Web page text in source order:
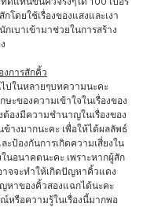
โดยใช้เรื่องของแสงและเงา
เบาเข้ามาช่วยในการสร้าง
งการสักคิ้ว
ะของความเข้าใจในเรื่องของ
ต้องมีความชำนาญในเรื่องของ
างมากนะคะ เพื่อให้ได้ผลลัพธ์
ป้องกันการเกิดความเสี่ยงใน
นอนาคตนะคะ เพราะหากผู้สัก
จจะทำให้เกิดปัญหาคิ้วแดง
หาของคิ้วสองแฉกได้นะคะ
หรือความรู้ในเรื่องนี้มากพอ